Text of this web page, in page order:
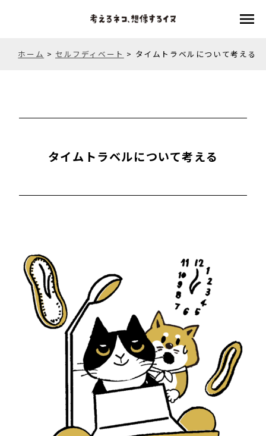
menu
ホーム > セルフディベート > タイムトラベルについて考える
タイムトラベルについて考える